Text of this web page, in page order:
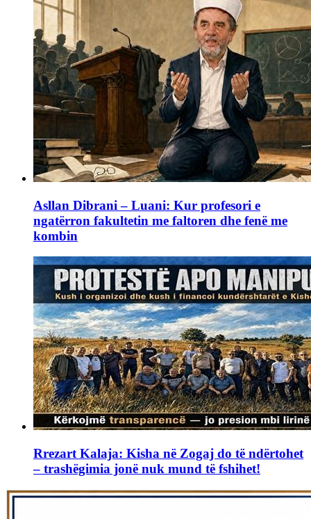
Asllan Dibrani – Luani: Kur profesori e
ngatërron fakultetin me faltoren dhe fenë me
kombin
Rrezart Kalaja: Kisha në Zogaj do të ndërtohet
– trashëgimia jonë nuk mund të fshihet!